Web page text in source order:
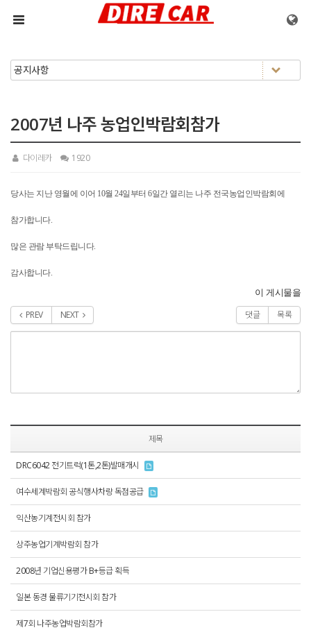
메뉴 건너뛰기
2007년 나주 농업인박람회참가
다이레카 1920
당사는 지난 영월에 이어 10월 24일부터 6일간 열리는 나주 전국농업인박람회에
참가합니다.
많은 관람 부탁드립니다.
감사합니다.
이 게시물을
PREV NEXT 댓글 목록
제목
DRC6042 전기트럭(1톤,2톤)발매개시
여수세계박람회 공식행사차량 독점공급
익산농기계전시회 참가
상주농업기계박람회 참가
2008년 기업신용평가 B+등급 획득
일본 동경 물류기기전시회 참가
제7회 나주농업박람회참가